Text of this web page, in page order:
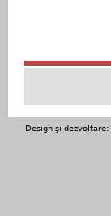
Design şi dezvoltare: